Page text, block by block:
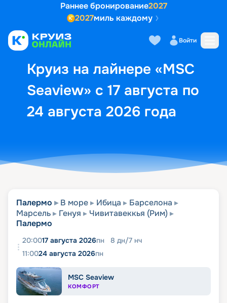
Раннее бронирование2027
2027миль каждому
Войти
Круиз на лайнере «MSC
Seaview» с 17 августа по
24 августа 2026 года
Выбор кают Маршрут и
Палермо В море Ибица
Барселона
Марсель
Генуя
Чивитавеккья (Рим)
Палермо
20:0017 августа 2026пн 8 дн/7 нч
11:0024 августа 2026пн
MSC Seaview
КОМФОРТ